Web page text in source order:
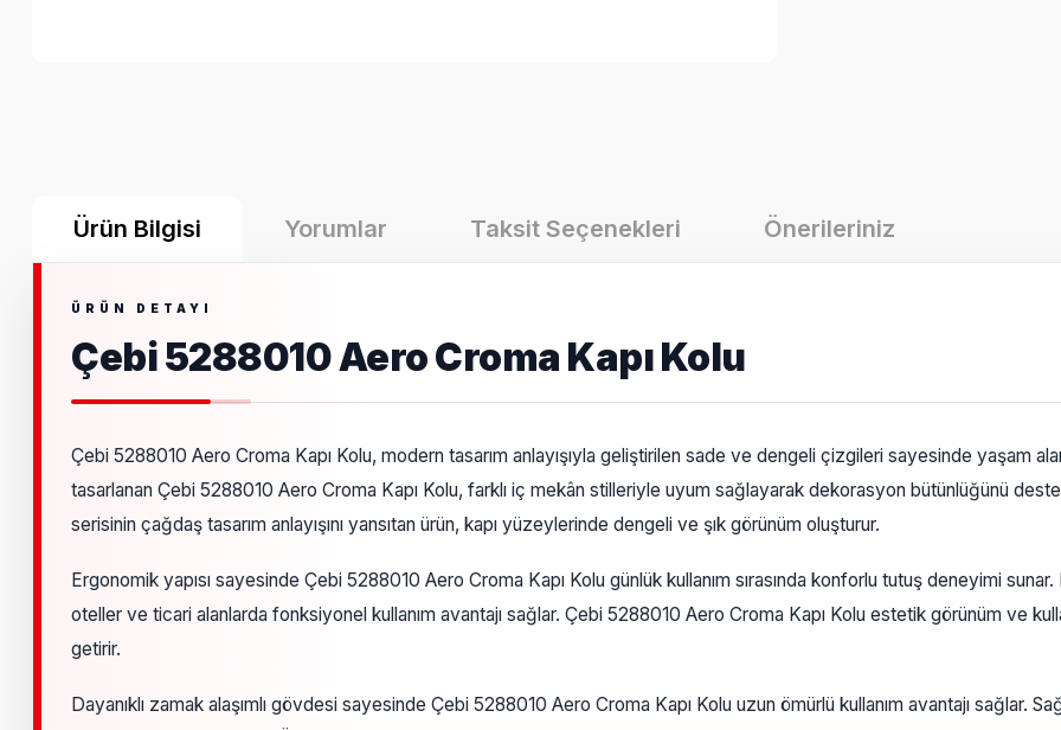
Ürün Bilgisi Yorumlar Taksit Seçenekleri Önerileriniz
Çebi 5288010 Aero Croma Kapı Kolu
Çebi 5288010 Aero Croma Kapı Kolu, modern tasarım anlayışıyla geliştirilen sade ve dengeli çizgileri sayesinde yaşam
tasarlanan Çebi 5288010 Aero Croma Kapı Kolu, farklı iç mekân stilleriyle uyum sağlayarak dekorasyon bütünlüğünü
serisinin çağdaş tasarım anlayışını yansıtan ürün, kapı yüzeylerinde dengeli ve şık görünüm oluşturur.
Ergonomik yapısı sayesinde Çebi 5288010 Aero Croma Kapı Kolu günlük kullanım sırasında konforlu tutuş deneyimi
oteller ve ticari alanlarda fonksiyonel kullanım avantajı sağlar. Çebi 5288010 Aero Croma Kapı Kolu estetik görünüm ve
getirir.
Dayanıklı zamak alaşımlı gövdesi sayesinde Çebi 5288010 Aero Croma Kapı Kolu uzun ömürlü kullanım avantajı sağlar.